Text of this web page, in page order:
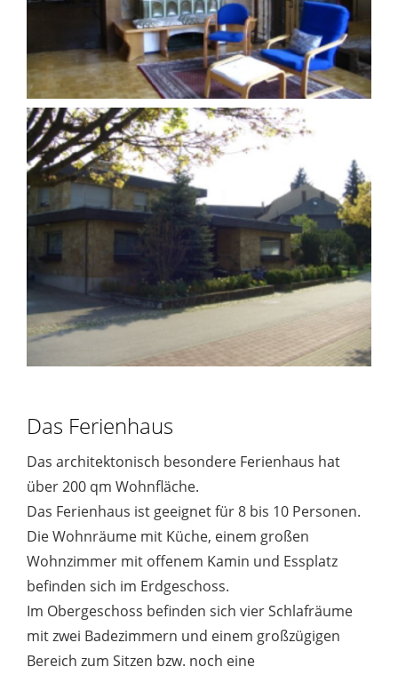
Das Ferienhaus
Das architektonisch besondere Ferienhaus hat
über 200 qm Wohnfläche.
Das Ferienhaus ist geeignet für 8 bis 10 Personen.
Die Wohnräume mit Küche, einem großen
Wohnzimmer mit offenem Kamin und Essplatz
befinden sich im Erdgeschoss.
Im Obergeschoss befinden sich vier Schlafräume
mit zwei Badezimmern und einem großzügigen
Bereich zum Sitzen bzw. noch eine